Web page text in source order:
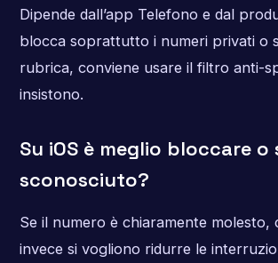
Dipende dall’app Telefono e dal
blocca soprattutto i numeri privati o
rubrica, conviene usare il filtro anti-
insistono.
Su iOS è meglio bloccare
sconosciuto?
Se il numero è chiaramente molesto,
invece si vogliono ridurre le